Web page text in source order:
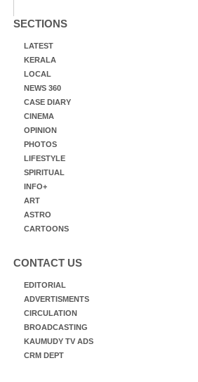
SECTIONS
LATEST
KERALA
LOCAL
NEWS 360
CASE DIARY
CINEMA
OPINION
PHOTOS
LIFESTYLE
SPIRITUAL
INFO+
ART
ASTRO
CARTOONS
CONTACT US
EDITORIAL
ADVERTISMENTS
CIRCULATION
BROADCASTING
KAUMUDY TV ADS
CRM DEPT